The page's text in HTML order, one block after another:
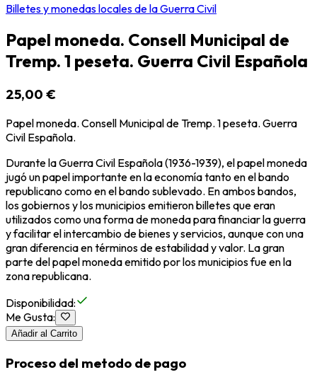
Billetes y monedas locales de la Guerra Civil
Papel moneda. Consell Municipal de
Tremp. 1 peseta. Guerra Civil Española
25,00 €
Papel moneda. Consell Municipal de Tremp. 1 peseta. Guerra
Civil Española.
Durante la Guerra Civil Española (1936-1939), el papel moneda
jugó un papel importante en la economía tanto en el bando
republicano como en el bando sublevado. En ambos bandos,
los gobiernos y los municipios emitieron billetes que eran
utilizados como una forma de moneda para financiar la guerra
y facilitar el intercambio de bienes y servicios, aunque con una
gran diferencia en términos de estabilidad y valor. La gran
parte del papel moneda emitido por los municipios fue en la
zona republicana.
Disponibilidad:
Me Gusta:
Añadir al Carrito
Proceso del metodo de pago